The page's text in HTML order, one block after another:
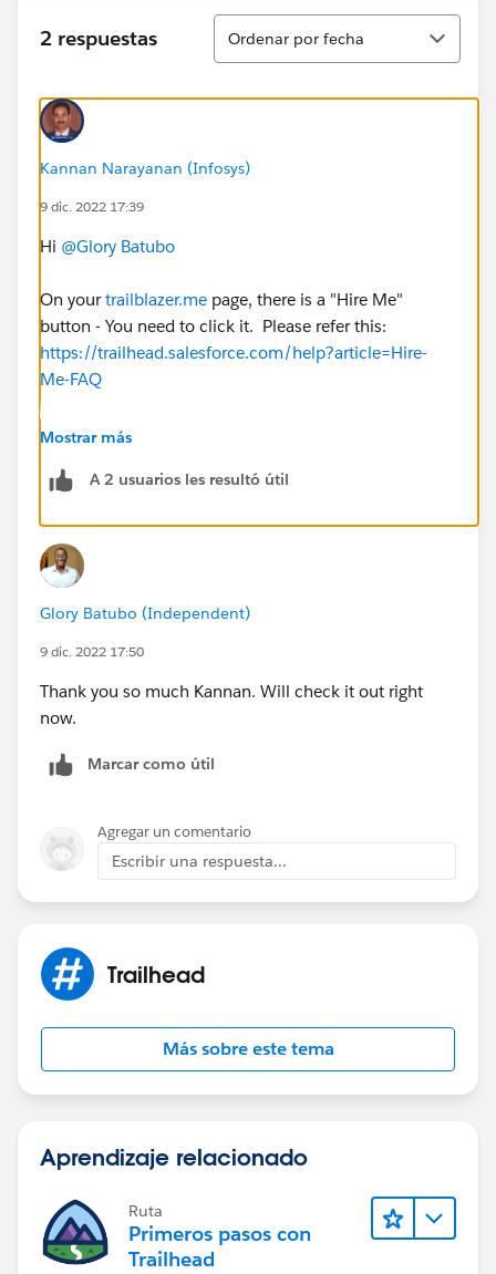
2 respuestas
Ordenar
Ordenar por fecha
Kannan Narayanan (Infosys)
9 dic. 2022 17:39
Hi @Glory Batubo
On yourtrailblazer.me page, there is a "Hire Me"
button - You need to click it. Please refer this:
https://trailhead.salesforce.com/help?article=Hire-
Me-FAQ
Good Luck!
Regards,
Mostrar más
A 2 usuarios les resultó útil
Glory Batubo (Independent)
9 dic. 2022 17:50
Thank you so much Kannan. Will check it out right
now.
Marcar como útil
Agregar un comentario
Escribir una respuesta...
Trailhead
Más sobre este tema
Aprendizaje relacionado
Ruta
Primeros pasos con
Trailhead